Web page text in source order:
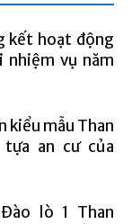
kết hoạt động
nhiệm vụ năm
kiểu mẫu Than
an cư của
lò 1 Than